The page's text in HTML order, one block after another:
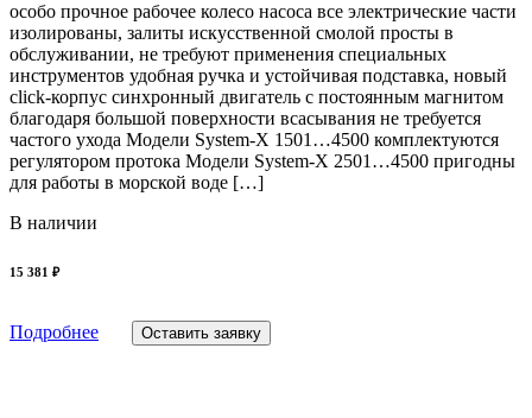
особо прочное рабочее колесо насоса все электрические части
изолированы, залиты искусственной смолой просты в
обслуживании, не требуют применения специальных
инструментов удобная ручка и устойчивая подставка, новый
click-корпус синхронный двигатель с постоянным магнитом
благодаря большой поверхности всасывания не требуется
частого ухода Модели System-X 1501…4500 комплектуются
регулятором протока Модели System-X 2501…4500 пригодны
для работы в морской воде […]
В наличии
15 381 ₽
Подробнее Оставить заявку